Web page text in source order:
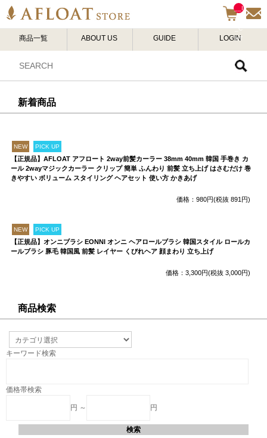
__I
TM
_C
NT
商品一覧 ABOUT US GUIDE LOGIN
新着商品
NEW PICK UP
【正規品】AFLOAT アフロート 2way前髪カーラー 38mm 40mm 韓国 手巻き カ
ール 2wayマジックカーラー クリップ 簡単 ふんわり 前髪 立ち上げ はさむだけ 巻
きやすい ボリューム スタイリング ヘアセット 使い方 かきあげ
価格：980円(税抜 891円)
NEW PICK UP
【正規品】オンニブラシ EONNI オンニ ヘアロールブラシ 韓国スタイル ロールカ
ールブラシ 豚毛 韓国風 前髪 レイヤー くびれヘア 顔まわり 立ち上げ
価格：3,300円(税抜 3,000円)
商品検索
キーワード検索
価格帯検索
円 ～ 円